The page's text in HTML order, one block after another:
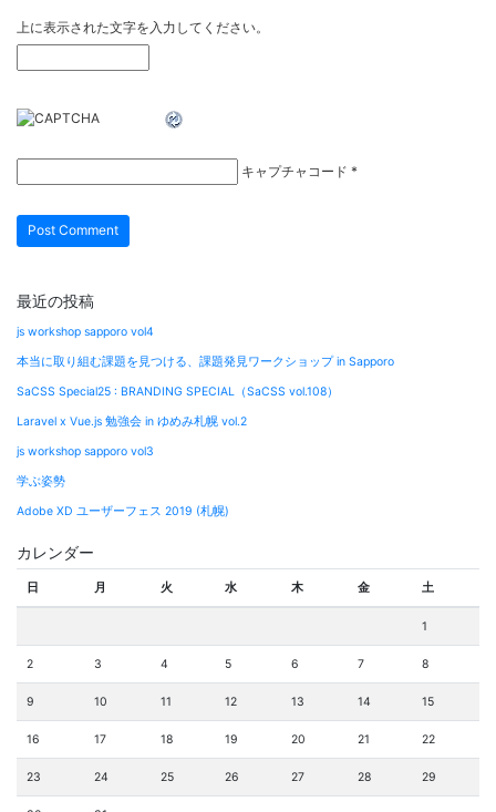
上に表示された文字を入力してください。
キャプチャコード *
最近の投稿
js workshop sapporo vol4
本当に取り組む課題を見つける、課題発見ワークショップ in Sapporo
SaCSS Special25 : BRANDING SPECIAL（SaCSS vol.108）
Laravel x Vue.js 勉強会 in ゆめみ札幌 vol.2
js workshop sapporo vol3
学ぶ姿勢
Adobe XD ユーザーフェス 2019 (札幌)
カレンダー
日 月 火 水 木 金 土
1
2 3 4 5 6 7 8
9 10 11 12 13 14 15
16 17 18 19 20 21 22
23 24 25 26 27 28 29